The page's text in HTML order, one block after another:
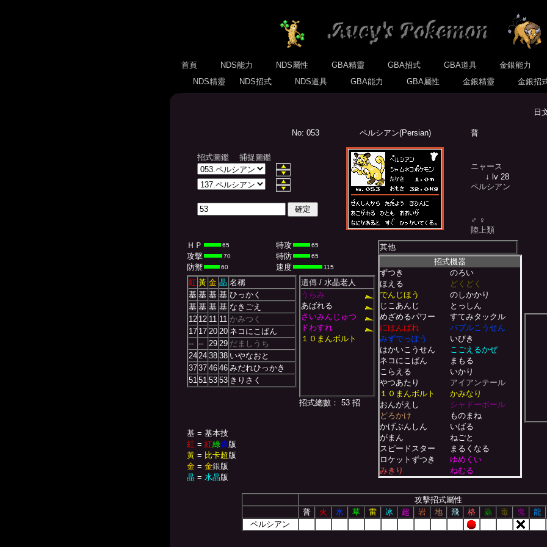
首頁 NDS能力 NDS屬性 GBA精靈 GBA招式 GBA道具
金銀能力
NDS精靈
NDS招式 NDS道具 GBA能力 GBA屬性 金銀精靈 金銀招
日
No: 053 ペルシアン(Persian) 普
招式圖鑑
捕捉圖鑑
ニャース
↓ lv 28
ペルシアン
♂ ♀
陸上類
ＨＰ
65 特攻 65
攻擊 70 特防 65
防禦 60 速度 115
其他
招式機器
ずつき
のろい
ほえる
どくどく
でんじほう
のしかかり
じこあんじ
とっしん
めざめるパワー
すてみタックル
にほんばれ
バブルこうせん
みずでっぽう
いびき
はかいこうせん
こごえるかぜ
ネコにこばん
まもる
こらえる
いかり
やつあたり
アイアンテール
１０まんボルト
かみなり
おんがえし
シャドーボール
どろかけ
ものまね
かげぶんしん
いばる
がまん
ねごと
スピードスター
まるくなる
ロケットずつき
ゆめくい
みきり
ねむる
あくむ
みがわり
紅 黃 金 晶 名稱
基 基 基 基 ひっかく
基 基 基 基 なきごえ
12 12 11 11 かみつく
17 17 20 20 ネコにこばん
-- -- 29 29 だましうち
2424 38 38 いやなおと
3737 46 46 みだれひっかき
5151 53 53 きりさく
基 = 基本技
紅 = 紅綠青版
黃= 比卡超 版
金= 金銀 版
晶 = 水晶 版
遺傳/ 水晶老人
うらみ
あばれる
さいみんじゅつ
ドわすれ
１０まんボルト
招式總數： 53 招
攻擊招式屬性
普
火 水 草 雷 冰 超 岩 地 飛 格 蟲 毒 鬼
龍
ペルシアン